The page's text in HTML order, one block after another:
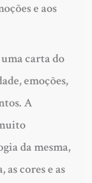
e aos
carta do
emoções,
A
da mesma,
cores e as